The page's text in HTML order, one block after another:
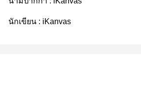
นักเขียน : iKanvas